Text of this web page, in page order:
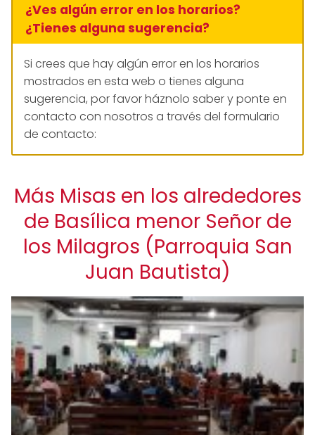
¿Ves algún error en los horarios?
¿Tienes alguna sugerencia?
Si crees que hay algún error en los horarios
mostrados en esta web o tienes alguna
sugerencia, por favor háznolo saber y ponte en
contacto con nosotros a través del formulario
de contacto:
Más Misas en los alrededores
de Basílica menor Señor de
los Milagros (Parroquia San
Juan Bautista)